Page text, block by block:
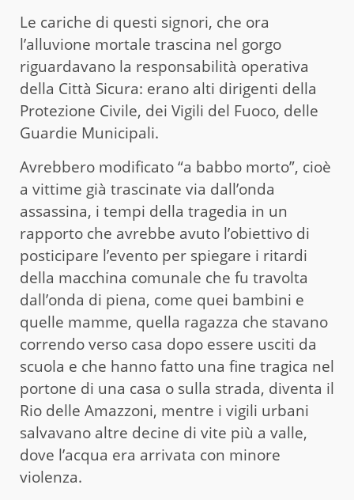
Le cariche di questi signori, che ora
l’alluvione mortale trascina nel gorgo
riguardavano la responsabilità operativa
della Città Sicura: erano alti dirigenti della
Protezione Civile, dei Vigili del Fuoco, delle
Guardie Municipali.
Avrebbero modificato “a babbo morto”, cioè
a vittime già trascinate via dall’onda
assassina, i tempi della tragedia in un
rapporto che avrebbe avuto l’obiettivo di
posticipare l’evento per spiegare i ritardi
della macchina comunale che fu travolta
dall’onda di piena, come quei bambini e
quelle mamme, quella ragazza che stavano
correndo verso casa dopo essere usciti da
scuola e che hanno fatto una fine tragica nel
portone di una casa o sulla strada, diventa il
Rio delle Amazzoni, mentre i vigili urbani
salvavano altre decine di vite più a valle,
dove l’acqua era arrivata con minore
violenza.